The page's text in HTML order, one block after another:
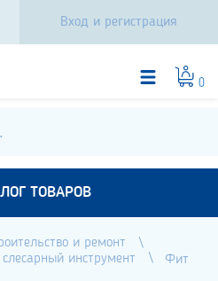
Вход и регистрация
0
ТОВАРОВ
и ремонт
инструмент Фит